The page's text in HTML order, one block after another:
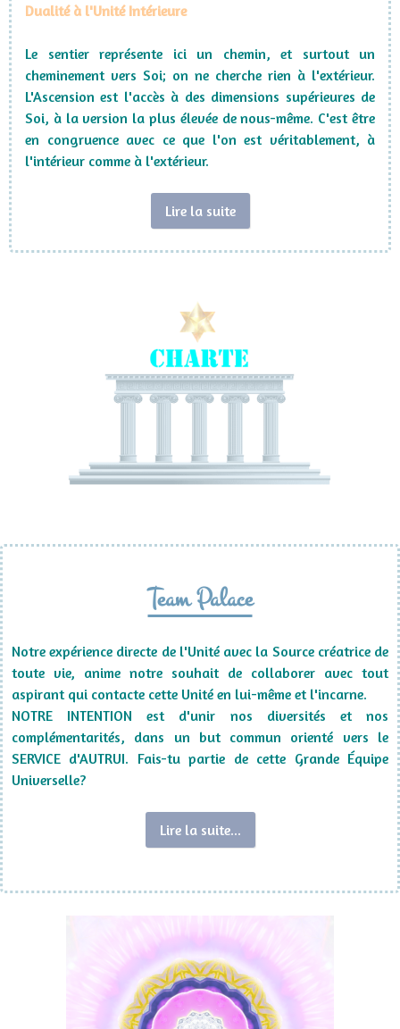
Dualité à l'Unité Intérieure
Le sentier représente ici un chemin, et surtout un
cheminement vers Soi; on ne cherche rien à l'extérieur.
L'Ascension est l'accès à des dimensions supérieures de
Soi, à la version la plus élevée de nous-même. C'est être
en congruence avec ce que l'on est véritablement, à
l'intérieur comme à l'extérieur.
Lire la suite
Team Palace
Notre expérience directe de l'Unité avec la Source créatrice de
toute vie, anime notre souhait de collaborer avec tout
aspirant qui contacte cette Unité en lui-même et l'incarne.
NOTRE INTENTION est d'unir nos diversités et nos
complémentarités, dans un but commun orienté vers le
SERVICE d'AUTRUI. Fais-tu partie de cette Grande Équipe
Universelle?
Lire la suite...